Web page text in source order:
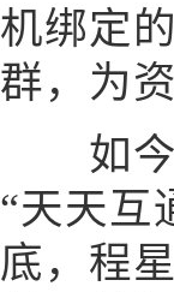
机绑定
群，为
如今
“天天互
底，程